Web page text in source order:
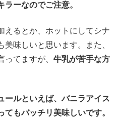
ラーなのでご注意。
えるとか、ホットにしてシナ
味しいと思います。また、
ってますが、 牛乳が苦手な方
ールといえば、バニラアイス
もバッチリ美味しいです。